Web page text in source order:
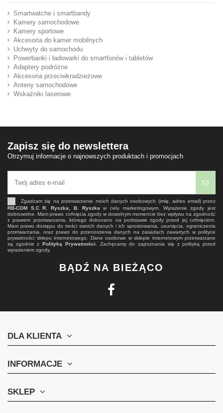
Smartwatche i smartbandy
Kamery samochodowe
Kamery sportowe
Akcesoria do kamer mobilnych
Uchwyty do samochodu
Powerbanki i ładowarki do smartfonów i tabletów
Adaptery podróżne
Akcesoria przeciwkradzieżowe
Anteny samochodowe
Wskaźniki laserowe
Zapisz się do newslettera
Otrzymuj informacje o najnowszych produktach i promocjach
Zgadzam się na przetwarzanie moich danych osobowych (imię, adres email) przez
RB-COM S.C R. Ryszka, B. Ryszka w celu marketingowym. Wyrażenie zgody jest
dobrowolne. Mam prawo cofnięcia zgody w dowolnym momencie bez wpływu na zgodność
z prawem przetwarzania, którego dokonano na podstawie zgody przed jej cofnięciem.
Mam prawo dostępu do treści swoich danych i ich sprostowania, usunięcia, ograniczenia
przetwarzania, oraz prawo do przenoszenia danych na zasadach zawartych w polityce
prywatności sklepu internetowego. Dane osobowe w sklepie internetowym przetwarzane
są zgodnie zPolityką Prywatności . Zachęcamy do zapoznania się z polityką przed
wyrażeniem zgody.
BĄDŹ NA BIEŻĄCO
DLA KLIENTA
INFORMACJE
SKLEP